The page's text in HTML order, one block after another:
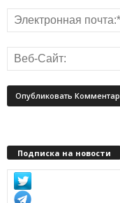
Подписка на новости